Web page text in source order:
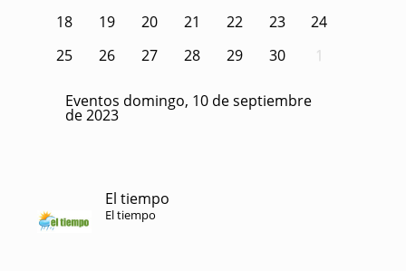
18
19 20 21 22 23
24
25
26 27 28 29 30 1
Eventos domingo, 10 de septiembre
de 2023
El tiempo
El tiempo